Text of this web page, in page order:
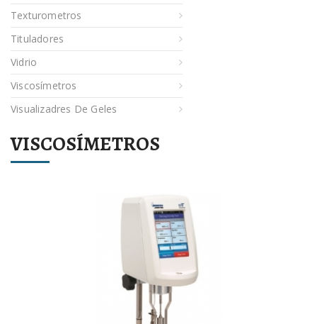
Texturometros
Tituladores
Vidrio
Viscosímetros
Visualizadres De Geles
VISCOSÍMETROS